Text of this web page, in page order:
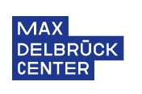
zum
Inhalt